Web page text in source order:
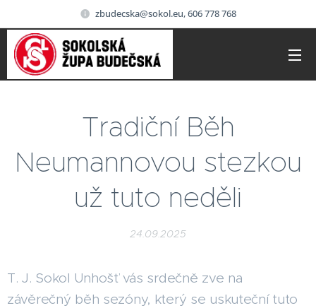
zbudecska@sokol.eu, 606 778 768
Tradiční Běh
Neumannovou stezkou
už tuto neděli
24.09.2025
T. J. Sokol Unhošť vás srdečně zve na
závěrečný běh sezóny, který se uskuteční tuto